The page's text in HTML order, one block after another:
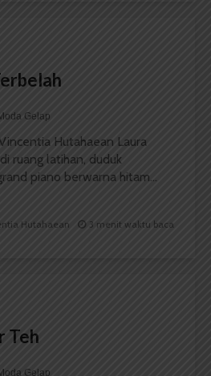
Gelap
Hutahaean Laura
ruang latihan, duduk
piano berwarna hitam...
Hutahaean 3 menit waktu baca
Teh
Gelap